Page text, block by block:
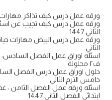
ورقه عمل درس كيف تذاكر
ورقه عمل درس كيف تجيب عن اسئله
الثاني 1447
ورقه عمل درس البيض مهارات
الثاني
اسئله اوراق عمل الفصل السادس:
ف٢ محلولة
حلول اوراق عمل درس الفصل
خامس الترم الثاني
اسئله ورقه عمل الفصل الثامن :
ابتدائي الفصل الثاني 1447